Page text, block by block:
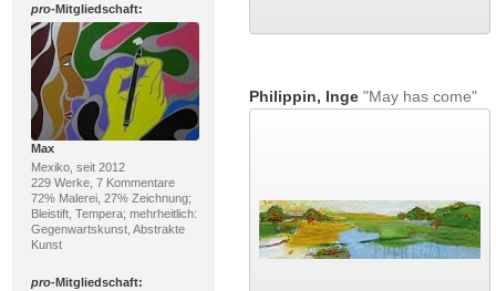
pro-Mitgliedschaft:
Max
Mexiko, seit 2012
229 Werke, 7 Kommentare
72% Malerei, 27% Zeichnung;
Bleistift, Tempera; mehrheitlich:
Gegenwartskunst, Abstrakte
Kunst
pro-Mitgliedschaft:
Philippin, Inge"May has come"